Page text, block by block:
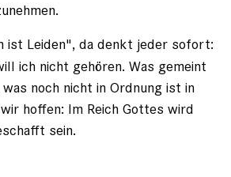
ist Leiden", da denkt jeder sofort:
ich nicht gehören. Was gemeint
noch nicht in Ordnung ist in
hoffen: Im Reich Gottes wird
sein.